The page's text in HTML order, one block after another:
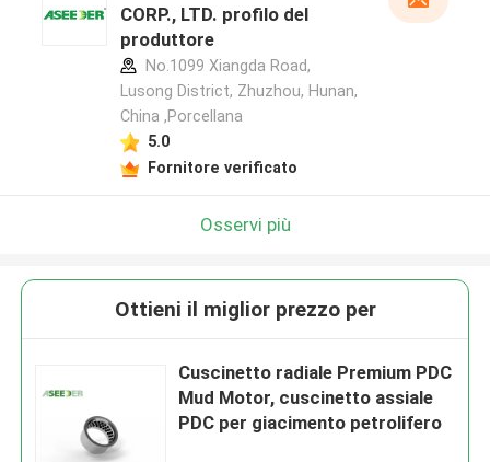
CORP., LTD. profilo del
produttore
No.1099 Xiangda Road,
Lusong District, Zhuzhou, Hunan,
China ,Porcellana
5.0
Fornitore verificato
Osservi più
Ottieni il miglior prezzo per
Cuscinetto radiale Premium PDC
Mud Motor, cuscinetto assiale
PDC per giacimento petrolifero